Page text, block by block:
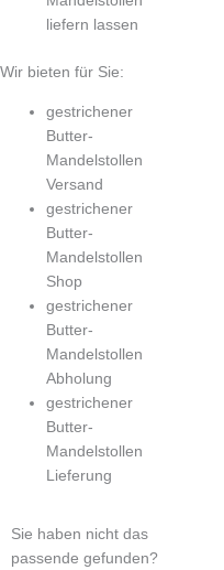
liefern lassen
Wir bieten für Sie:
gestrichener
Butter-
Mandelstollen
Versand
gestrichener
Butter-
Mandelstollen
Shop
gestrichener
Butter-
Mandelstollen
Abholung
gestrichener
Butter-
Mandelstollen
Lieferung
Sie haben nicht das
passende gefunden?